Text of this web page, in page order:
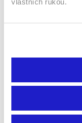
Zmrtvýchvstání
Dobrodružné /